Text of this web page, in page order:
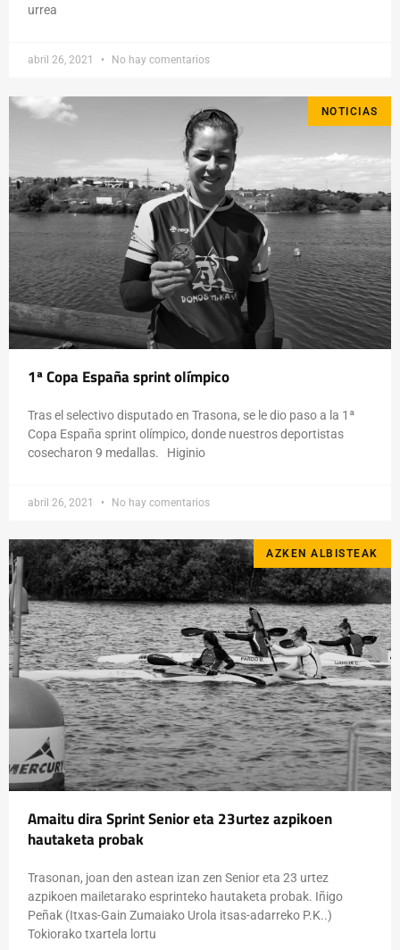
urrea
abril 26, 2021 No hay comentarios
NOTICIAS
1ª Copa España sprint olímpico
Tras el selectivo disputado en Trasona, se le dio paso a la 1ª
Copa España sprint olímpico, donde nuestros deportistas
cosecharon 9 medallas. Higinio
abril 26, 2021 No hay comentarios
AZKEN ALBISTEAK
Amaitu dira Sprint Senior eta 23urtez azpikoen
hautaketa probak
Trasonan, joan den astean izan zen Senior eta 23 urtez
azpikoen mailetarako esprinteko hautaketa probak. Iñigo
Peñak (Itxas-Gain Zumaiako Urola itsas-adarreko P.K..)
Tokiorako txartela lortu